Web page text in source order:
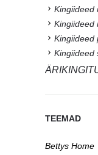
Kingiideed
Kingiideed
Kingiideed
Kingiideed
TEEMAD
Bettys Home